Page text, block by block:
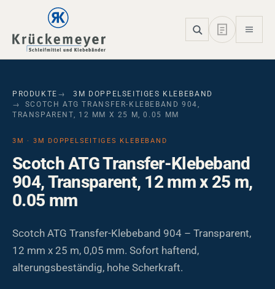
Skip to main navigation
Skip to main content
Skip to page footer
PRODUKTE
3M DOPPELSEITIGES KLEBEBAND
SCOTCH ATG TRANSFER-KLEBEBAND 904,
TRANSPARENT, 12 MM X 25 M, 0.05 MM
3M · 3M DOPPELSEITIGES KLEBEBAND
Scotch ATG Transfer-Klebeband
904, Transparent, 12 mm x 25 m,
0.05 mm
Scotch ATG Transfer-Klebeband 904 – Transparent,
12 mm x 25 m, 0,05 mm. Sofort haftend,
alterungsbeständig, hohe Scherkraft.